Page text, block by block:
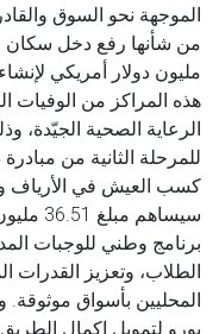
الموجهة نحو السوق
مليون دولار أمريكي
هذه المراكز من الوفيات
للمرحلة الثانية من
كسب العيش في الأرياف
برنامج وطني للوجبات
الطلاب، وتعزيز القدرات
يورو لتمويل إكمال